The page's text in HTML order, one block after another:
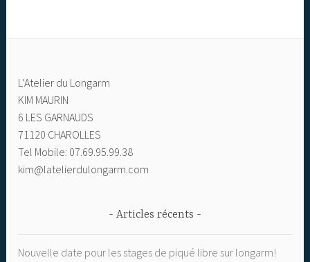
L’Atelier du Longarm
KIM MAURIN
6 LES GARNAUDS
71120 CHAROLLES
Tel Mobile: 07.69.95.99.38
kim@latelierdulongarm.com
Articles récents
Nouvelle date pour les stages de piqué libre sur longarm!